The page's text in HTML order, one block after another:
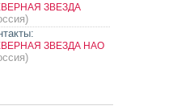
ЗВЕЗДА
ЗВЕЗДА НАО